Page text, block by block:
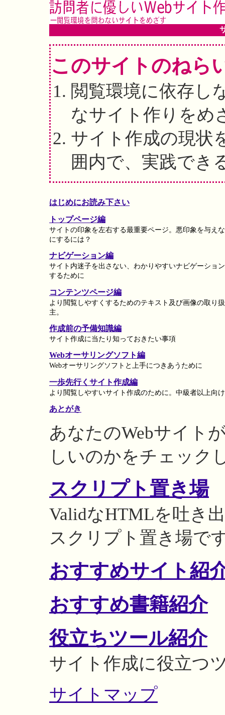
このサイトのねら
閲覧環境に依存し
なサイト作りをめ
サイト作成の現状
囲内で、実践でき
はじめにお読み下さい
トップページ編
サイトの印象を左右する最重要ページ。悪印象を与え
にするには？
ナビゲーション編
サイト内迷子を出さない、わかりやすいナビゲーショ
するために
コンテンツページ編
より閲覧しやすくするためのテキスト及び画像の取り
主。
作成前の予備知識編
サイト作成に当たり知っておきたい事項
Webオーサリングソフト編
Webオーサリングソフトと上手につきあうために
一歩先行くサイト作成編
より閲覧しやすいサイト作成のために。中級者以上向
あとがき
あなたのWebサイト
しいのかをチェック
スクリプト置き場
ValidなHTMLを吐き
スクリプト置き場で
おすすめサイト紹
おすすめ書籍紹介
役立ちツール紹介
サイト作成に役立つ
サイトマップ